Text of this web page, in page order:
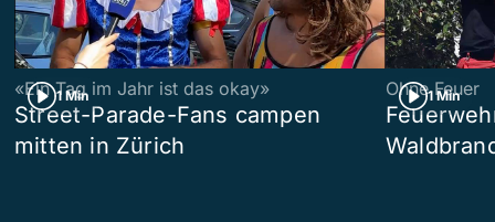
1 Min
«Ein Tag im Jahr ist das okay»
Street-Parade-Fans campen
mitten in Zürich
1 Min
Ohne Feuer